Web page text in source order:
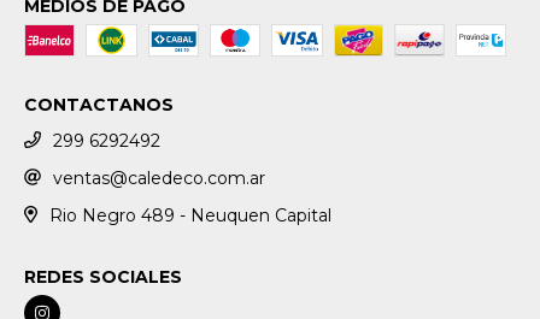
MEDIOS DE PAGO
CONTACTANOS
299 6292492
ventas@caledeco.com.ar
Rio Negro 489 - Neuquen Capital
REDES SOCIALES